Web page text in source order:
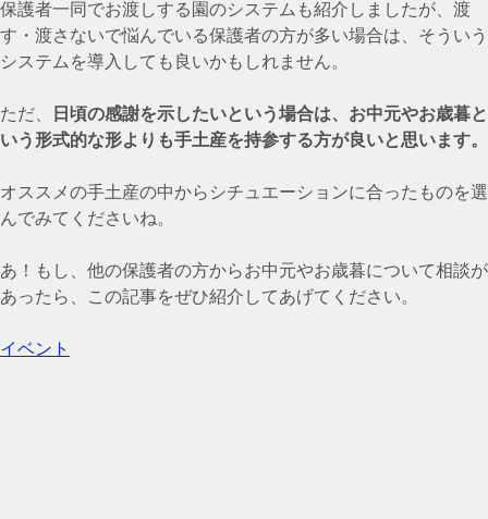
保護者一同でお渡しする園のシステムも紹介しましたが、渡
す・渡さないで悩んでいる保護者の方が多い場合は、そういう
システムを導入しても良いかもしれません。
ただ、
日頃の感謝を示したいという場合は、お中元やお歳暮と
いう形式的な形よりも手土産を持参する方が良いと思います。
オススメの手土産の中からシチュエーションに合ったものを選
んでみてくださいね。
あ！もし、他の保護者の方からお中元やお歳暮について相談が
あったら、この記事をぜひ紹介してあげてください。
イベント